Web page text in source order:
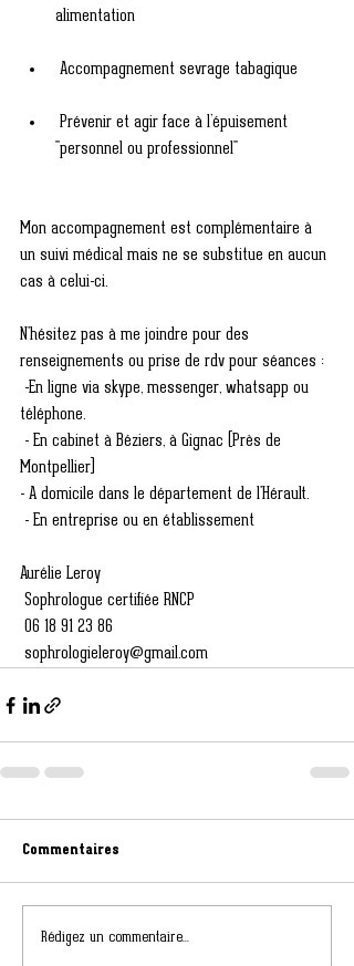
alimentation
Accompagnement sevrage tabagique
Prévenir et agir face à l’épuisement
"personnel ou professionnel"
Mon accompagnement est complémentaire à
un suivi médical mais ne se substitue en aucun
cas à celui-ci.
N'hésitez pas à me joindre pour des
renseignements ou prise de rdv pour séances :
téléphone.
Montpellier)
- A domicile dans le département de l'Hérault.
- En entreprise ou en établissement
Aurélie Leroy
Sophrologue certifiée RNCP
06 18 91 23 86
sophrologieleroy@gmail.com
Commentaires
Rédigez un commentaire...